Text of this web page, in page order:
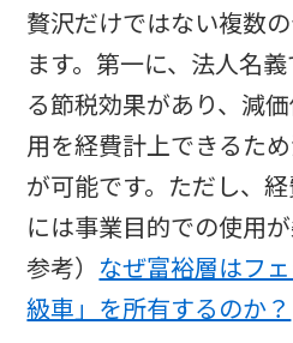
贅沢だけではない複数
ます。第一に、法人名
る節税効果があり、減
用を経費計上できるた
が可能です。ただし、
には事業目的での使用が
参考） なぜ富裕層はフ
級車」を所有するのか？